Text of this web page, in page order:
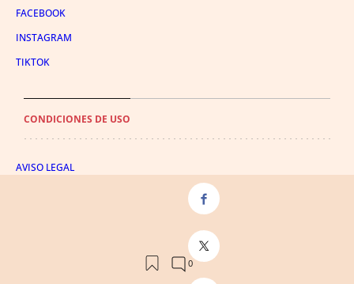
FACEBOOK
INSTAGRAM
TIKTOK
CONDICIONES DE USO
AVISO LEGAL